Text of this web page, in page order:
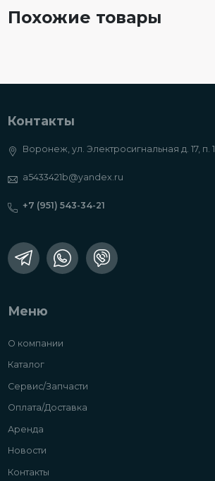
Похожие товары
Контакты
Воронеж, ул. Электросигнальная д. 17, п. 1
a5433421b@yandex.ru
+7 (951) 543-34-21
Меню
О компании
Каталог
Сервис/Запчасти
Оплата/Доставка
Аренда
Новости
Контакты